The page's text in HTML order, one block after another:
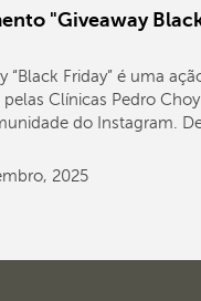
"Giveaway
“Black Friday” é uma
Clínicas Pedro
do Instagram.
2025